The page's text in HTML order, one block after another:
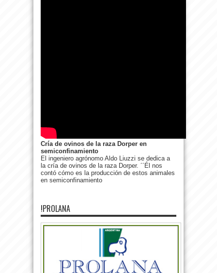
Cría de ovinos de la raza Dorper en
semiconfinamiento
El ingeniero agrónomo Aldo Liuzzi se dedica a
la cría de ovinos de la raza Dorper. ´´Él nos
contó cómo es la producción de estos animales
en semiconfinamiento
!PROLANA